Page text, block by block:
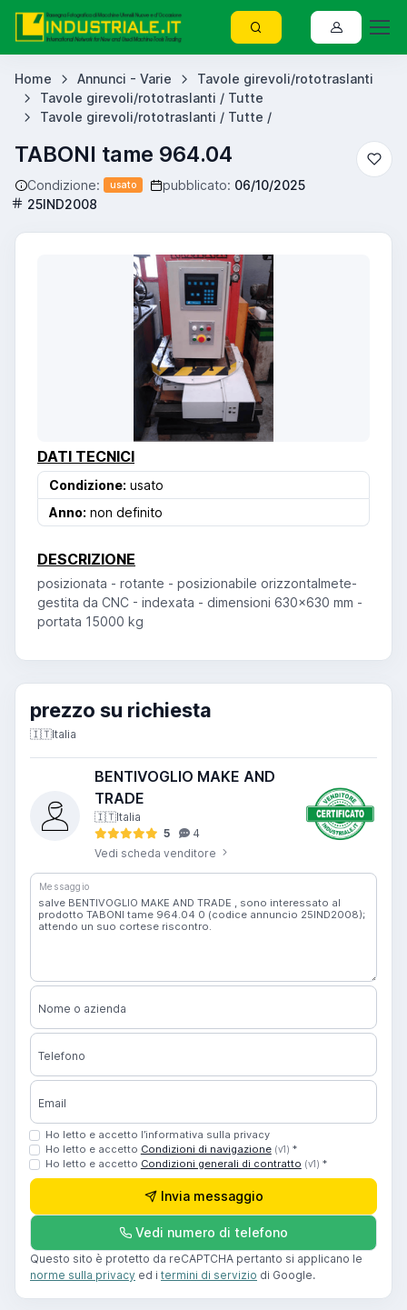
Home Annunci - Varie
Tavole girevoli/rototraslanti
Tavole girevoli/rototraslanti / Tutte
Tavole girevoli/rototraslanti / Tutte /
TABONI tame 964.04
Condizione: usato pubblicato: 06/10/2025
25IND2008
DATI TECNICI
Condizione: usato
Anno: non definito
DESCRIZIONE
posizionata - rotante - posizionabile orizzontalmete-
gestita da CNC - indexata - dimensioni 630x630 mm -
portata 15000 kg
prezzo su richiesta
🇮🇹Italia
BENTIVOGLIO MAKE AND
TRADE
🇮🇹Italia
5
4
Vedi scheda venditore
Messaggio
Nome o azienda
Telefono
Email
Ho letto e accetto l’informativa sulla privacy
Ho letto e accetto Condizioni di navigazione (v1) *
Ho letto e accetto Condizioni generali di contratto (v1) *
Invia messaggio
Vedi numero di telefono
Questo sito è protetto da reCAPTCHA pertanto si applicano le
norme sulla privacy ed i termini di servizio di Google.